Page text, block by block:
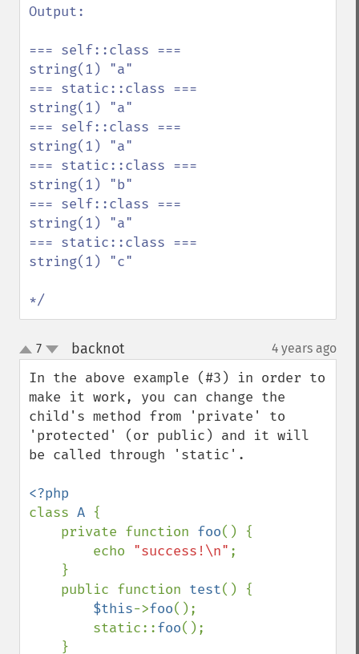
Output:
=== self::class ===
string(1) "a"
=== static::class ===
string(1) "a"
=== self::class ===
string(1) "a"
=== static::class ===
string(1) "b"
=== self::class ===
string(1) "a"
=== static::class ===
string(1) "c"
*/
up
down
7 backnot¶ 4 years ago
In the above example (#3) in order to
make it work, you can change the
child's method from 'private' to
'protected' (or public) and it will
be called through 'static'.
class A {
    private function
foo() {
        echo
"success!\n" ;
    public function
test() {
$this->foo();
        static::
foo();